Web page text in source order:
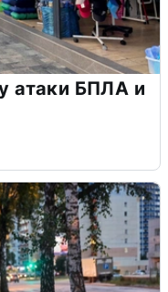
атаки БПЛА и